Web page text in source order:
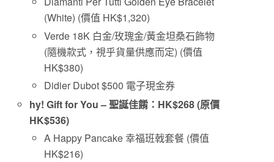
(White) (價值 HK$1,320)
Verde 18K 白金/玫瑰金/黃金坦桑石飾物
(隨機款式，視乎貨量供應而定) (價值
HK$380)
Didier Dubot $500 電子現金券
hy! Gift for You –聖誕佳餚 ： HK$268 (原價
HK$536)
A Happy Pancake 幸福班戟套餐 (價值
HK$216)